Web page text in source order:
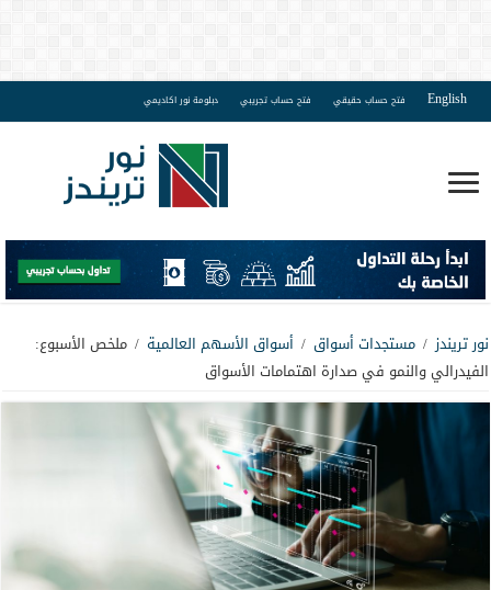
English فتح حساب حقيقي فتح حساب تجريبي دبلومة نور اكاديمي
نور تريندز / مستجدات أسواق / أسواق الأسهم العالمية / ملخص الأسبوع:
الفيدرالي والنمو في صدارة اهتمامات الأسواق